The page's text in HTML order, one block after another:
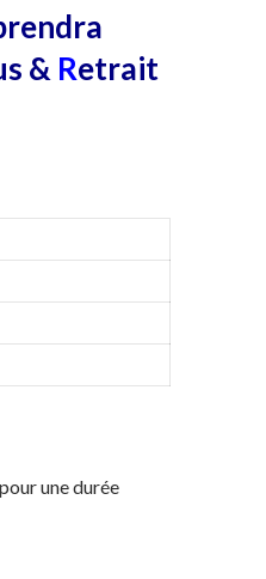
& Retrait
pour une durée